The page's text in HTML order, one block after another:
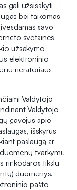
gali užsisakyti
bei taikomas
savo
svetainės
užsakymo
elektroninio
Valdytojo
Valdytojo
gavėjus apie
išskyrus
paslaugą ar
tvarkymu
rinkodaros tikslu
duomenys:
pašto